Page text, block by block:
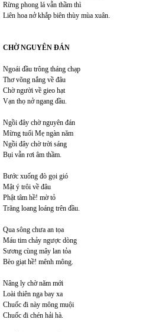
Rừng phong lá vẫn thầm thì
Liên hoa nở khắp biên thùy mùa xuân.
CHỜ NGUYÊN ĐÁN
Ngoái đầu trông tháng chạp
Thơ võng nắng về đâu
Chờ người về gieo hạt
Vạn thọ nở ngang đầu.
Ngồi đây chờ nguyên đán
Mừng tuổi Mẹ ngàn năm
Ngồi đây chờ trời sáng
Bụi vẫn rơi âm thầm.
Bước xuống đò gọi gió
Mật ý trôi về đâu
Phật tâm hề! mờ tỏ
Trăng loang loáng trên đầu.
Qua sông chưa an tọa
Máu tim chảy ngược dòng
Sương cùng mây lan tỏa
Bèo giạt hề! mênh mông.
Nâng ly chờ năm mới
Loài thiên nga bay xa
Chuốc đi này mông muội
Chuốc đi chén hải hà.